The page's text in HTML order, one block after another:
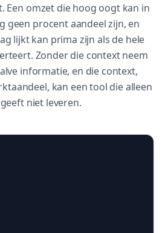
Een omzet die hoog oogt kan in
geen procent aandeel zijn, en
lijkt kan prima zijn als de hele
Zonder die context neem
informatie, en die context,
kan een tool die alleen
niet leveren.